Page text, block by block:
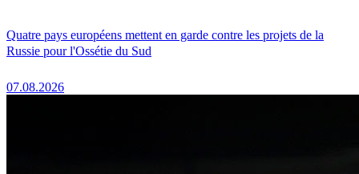
Quatre pays européens mettent en garde contre les projets de la
Russie pour l'Ossétie du Sud
07.08.2026